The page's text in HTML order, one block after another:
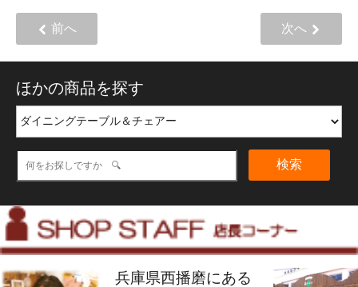
前へ 次へ
ほかの商品を探す
検索
兵庫県西播磨にある